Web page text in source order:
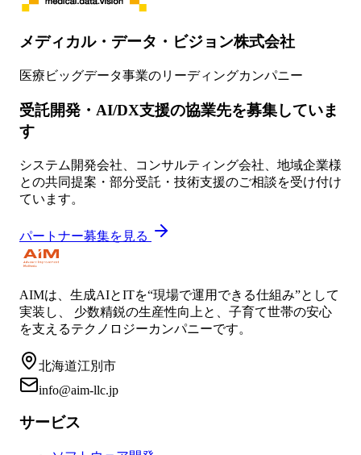
メディカル・データ・ビジョン株式会社
医療ビッグデータ事業のリーディングカンパニー
受託開発・AI/DX支援の協業先を募集していま
す
システム開発会社、コンサルティング会社、地域企業様
との共同提案・部分受託・技術支援のご相談を受け付け
ています。
パートナー募集を見る
AIMは、生成AIとITを“現場で運用できる仕組み”として
実装し、 少数精鋭の生産性向上と、子育て世帯の安心
を支えるテクノロジーカンパニーです。
北海道江別市
info@aim-llc.jp
サービス